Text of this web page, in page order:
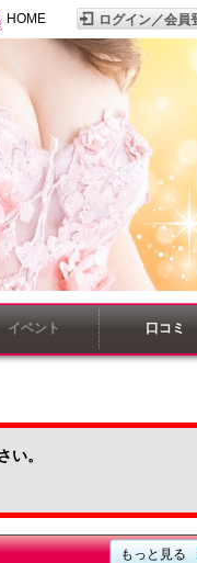
HOME
イベント 口コミ
い。
もっと見る